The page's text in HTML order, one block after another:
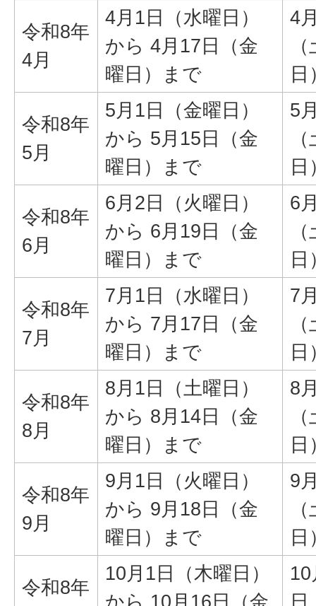
令和8年
4月
4月1日（水曜日）
から 4月17日（金
曜日）まで
4
日
令和8年
5月
5月1日（金曜日）
から 5月15日（金
曜日）まで
5
日
令和8年
6月
6月2日（火曜日）
から 6月19日（金
曜日）まで
6
日
令和8年
7月
7月1日（水曜日）
から 7月17日（金
曜日）まで
7
日
令和8年
8月
8月1日（土曜日）
から 8月14日（金
曜日）まで
8
日
令和8年
9月
9月1日（火曜日）
から 9月18日（金
曜日）まで
9
日
令和8年
10月1日（木曜日）
から 10月16日（金
日